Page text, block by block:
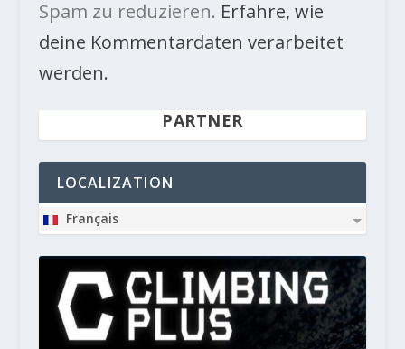
Spam zu reduzieren. Erfahre, wie
deine Kommentardaten verarbeitet
werden.
PARTNER
LOCALIZATION
Français